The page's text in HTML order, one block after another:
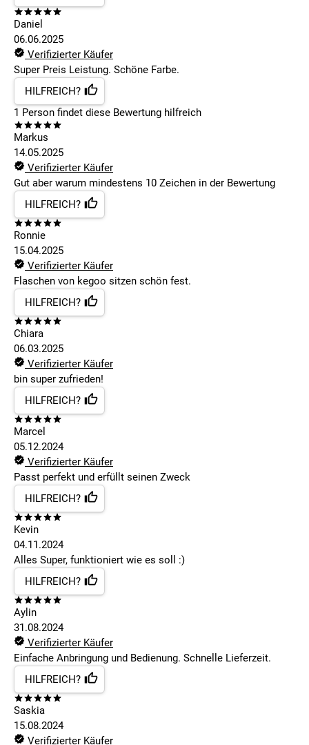
Daniel
06.06.2025
Verifizierter Käufer
Super Preis Leistung. Schöne Farbe.
HILFREICH?
1 Person findet diese Bewertung hilfreich
Markus
14.05.2025
Verifizierter Käufer
Gut aber warum mindestens 10 Zeichen in der Bewertung
HILFREICH?
Ronnie
15.04.2025
Verifizierter Käufer
Flaschen von kegoo sitzen schön fest.
HILFREICH?
Chiara
06.03.2025
Verifizierter Käufer
bin super zufrieden!
HILFREICH?
Marcel
05.12.2024
Verifizierter Käufer
Passt perfekt und erfüllt seinen Zweck
HILFREICH?
Kevin
04.11.2024
Alles Super, funktioniert wie es soll :)
HILFREICH?
Aylin
31.08.2024
Verifizierter Käufer
Einfache Anbringung und Bedienung. Schnelle Lieferzeit.
HILFREICH?
Saskia
15.08.2024
Verifizierter Käufer